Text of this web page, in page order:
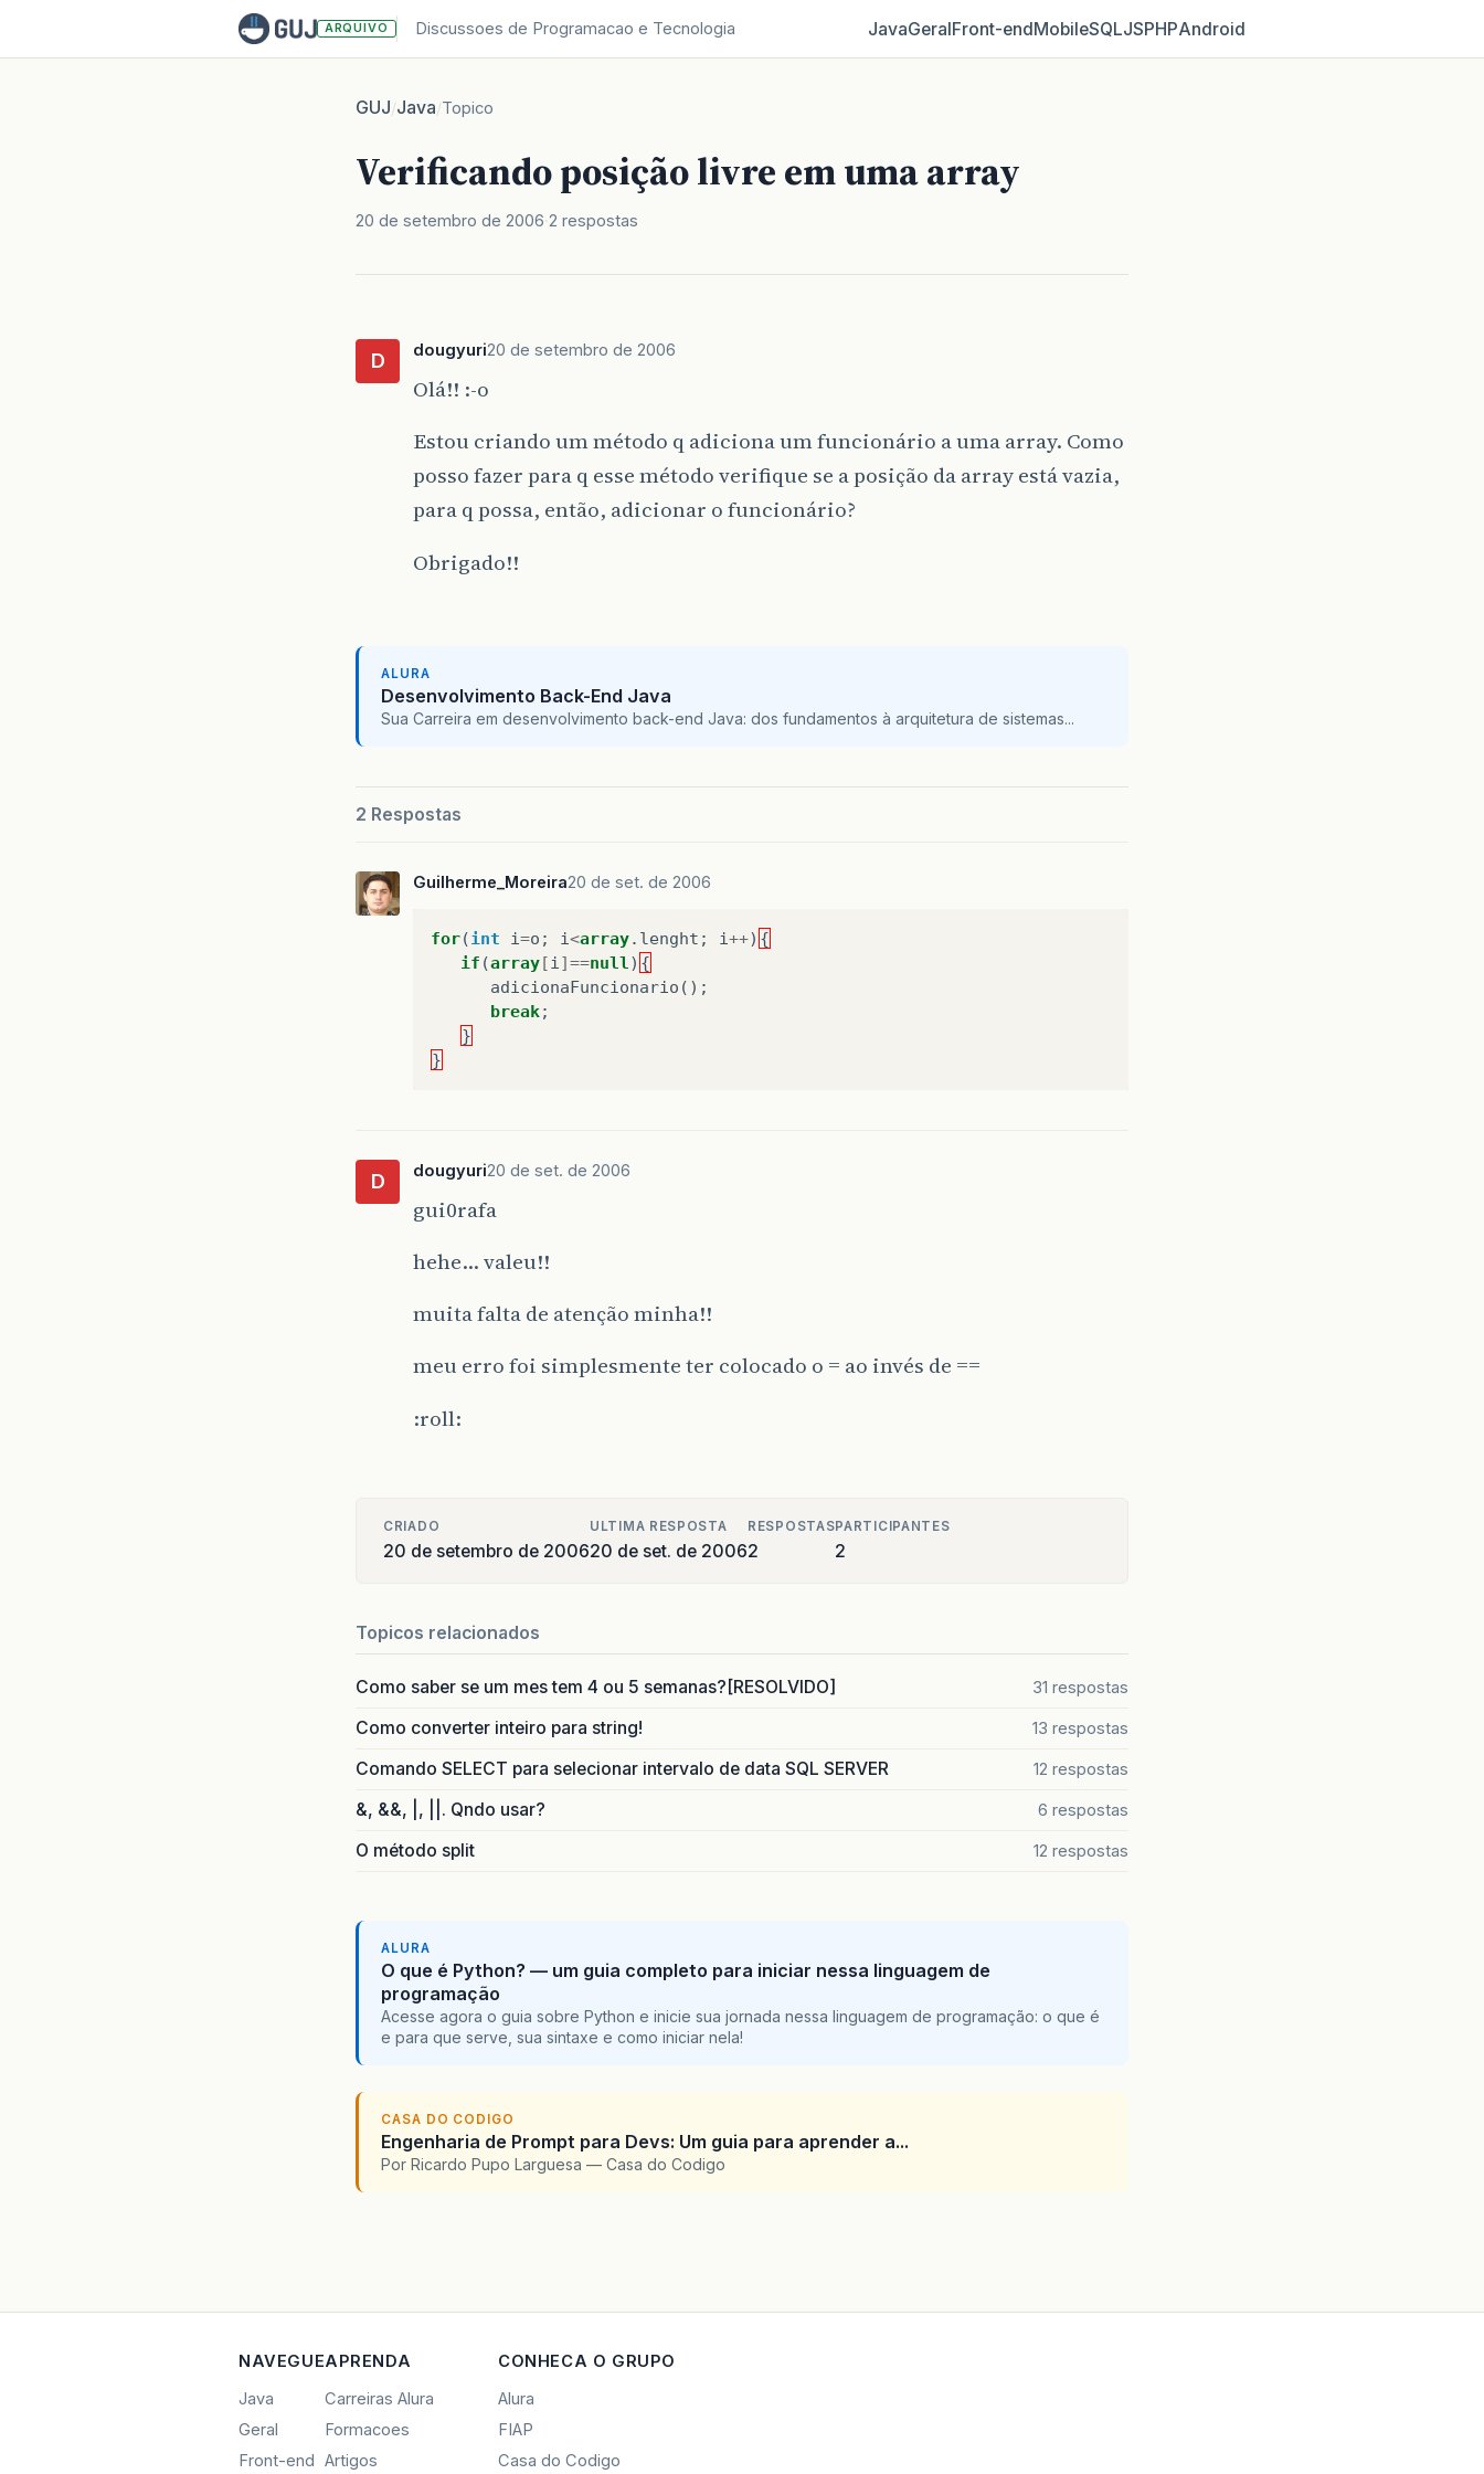
ARQUIVO Discussoes de Programacao e Tecnologia JavaGeralFront‑endMobileSQLJSPHPAndroid
GUJ/Java/Topico
Verificando posição livre em uma array
20 de setembro de 2006 2 respostas
D dougyuri20 de setembro de 2006
Olá!! :-o
Estou criando um método q adiciona um funcionário a uma array. Como
posso fazer para q esse método verifique se a posição da array está vazia,
para q possa, então, adicionar o funcionário?
Obrigado!!
ALURA
Desenvolvimento Back-End Java
Sua Carreira em desenvolvimento back-end Java: dos fundamentos à arquitetura de sistemas...
2 Respostas
Guilherme_Moreira20 de set. de 2006
for(int i=o ; i<array. lenght ; i++) {
if (array[i ]==null ) {
adicionaFuncionario ();
break;
}
}
D dougyuri20 de set. de 2006
gui0rafa
hehe… valeu!!
muita falta de atenção minha!!
meu erro foi simplesmente ter colocado o = ao invés de ==
:roll:
CRIADO
20 de setembro de 2006
ULTIMA RESPOSTA
20 de set. de 2006
RESPOSTAS
2
PARTICIPANTES
2
Topicos relacionados
Como saber se um mes tem 4 ou 5 semanas?[RESOLVIDO] 31 respostas
Como converter inteiro para string! 13 respostas
Comando SELECT para selecionar intervalo de data SQL SERVER 12 respostas
&, &&, |, ||. Qndo usar? 6 respostas
O método split 12 respostas
ALURA
O que é Python? — um guia completo para iniciar nessa linguagem de
programação
Acesse agora o guia sobre Python e inicie sua jornada nessa linguagem de programação: o que é
e para que serve, sua sintaxe e como iniciar nela!
CASA DO CODIGO
Engenharia de Prompt para Devs: Um guia para aprender a...
Por Ricardo Pupo Larguesa — Casa do Codigo
NAVEGUE
Java
Geral
Front-end
APRENDA
Carreiras Alura
Formacoes
Artigos
CONHECA O GRUPO
Alura
FIAP
Casa do Codigo